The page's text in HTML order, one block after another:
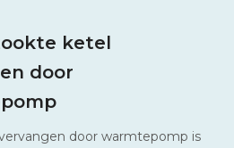
ketel
door
door warmtepomp is